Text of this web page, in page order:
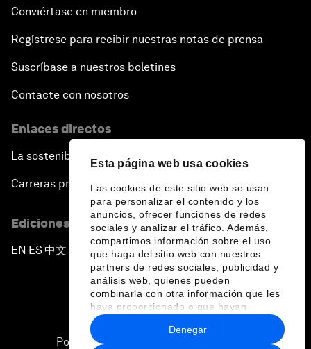
Esta página web usa cookies
Las cookies de este sitio web se usan
para personalizar el contenido y los
anuncios, ofrecer funciones de redes
sociales y analizar el tráfico. Además,
compartimos información sobre el uso
que haga del sitio web con nuestros
partners de redes sociales, publicidad y
análisis web, quienes pueden
combinarla con otra información que les
haya proporcionado o que hayan
recopilado a partir del uso que haya
hecho de sus servicios.
Denegar
Conviértase en miembro
Regístrese para recibir nuestras notas de prensa
Suscríbase a nuestros boletines
Contacte con nosotros
Enlaces directos
La sostenibilidad en el Foro
Carreras profesionales
Ediciones en otros idiomas
EN ▪ ES▪中文▪ 日本語
Política de privacidad y normas de uso